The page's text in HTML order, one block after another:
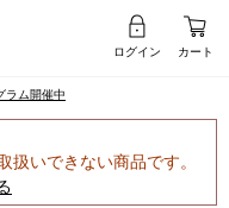
ログイン カート
ラム開催中
扱いできない商品です。